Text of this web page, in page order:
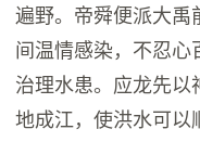
遍野。帝舜便派大禹
间温情感染，不忍心
治理水患。应龙先以
地成江，使洪水可以